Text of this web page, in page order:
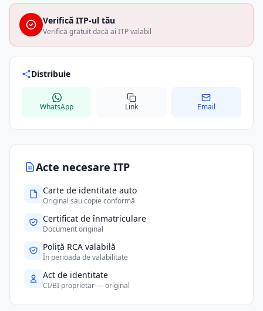
Acte necesare ITP
Carte de identitate auto
Original sau copie conformă
Certificat de înmatriculare
Document original
Poliță RCA valabilă
În perioada de valabilitate
Act de identitate
CI/BI proprietar — original
Verifică ITP-ul tău
Verifică gratuit dacă ai ITP valabil
Distribuie
WhatsApp Link Email